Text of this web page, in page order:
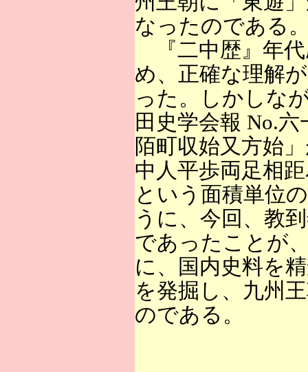
なったのである
『二中歴』年
め、正確な理解
った。しかしな
田史学会報 No.
陌町収始又方始
中人平歩両足相
という面積単位
うに、今回、教
であったことが
に、国内史料を
を発掘し、九州
のである。